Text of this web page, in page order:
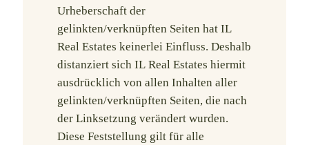
Urheberschaft der
gelinkten/verknüpften Seiten hat IL
Real Estates keinerlei Einfluss. Deshalb
distanziert sich IL Real Estates hiermit
ausdrücklich von allen Inhalten aller
gelinkten/verknüpften Seiten, die nach
der Linksetzung verändert wurden.
Diese Feststellung gilt für alle